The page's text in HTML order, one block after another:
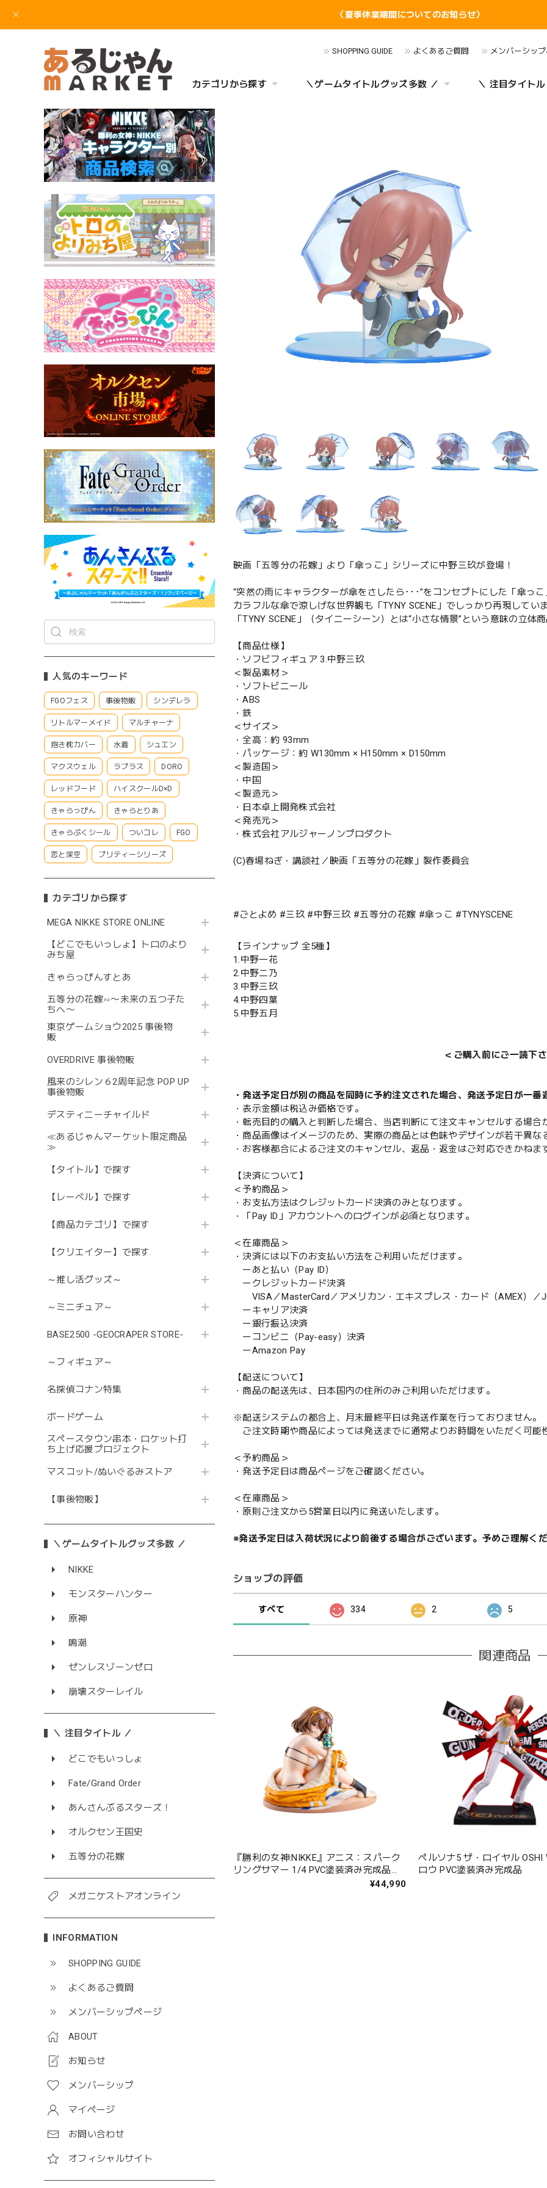
〈夏季休業期間についてのお知らせ〉
SHOPPING GUIDE よくあるご質問 メンバーシッ
カテゴリから探す ＼ゲームタイトルグッズ多数 ／ ＼ 注目タイト
人気のキーワード
FGOフェス 事後物販 シンデレラ
リトルマーメイド マルチャーナ
抱き枕カバー 水着 シュエン
マクスウェル ラプラス DORO
レッドフード ハイスクールD×D
きゃらっぴん きゃらとりあ
きゃらぷくシール ついコレ FGO
恋と深空 プリティーシリーズ
カテゴリから探す
MEGA NIKKE STORE ONLINE
【どこでもいっしょ】トロのより
みち屋
きゃらっぴんすとあ
五等分の花嫁∽〜未来の五つ子た
ちへ〜
東京ゲームショウ2025 事後物
販
OVERDRIVE 事後物販
風来のシレン６2周年記念 POP UP
事後物販
デスティニーチャイルド
≪あるじゃんマーケット限定商品
≫
【タイトル】で探す
【レーベル】で探す
【商品カテゴリ】で探す
【クリエイター】で探す
～推し活グッズ～
～ミニチュア～
BASE2500 -GEOCRAPER STORE-
～フィギュア～
名探偵コナン特集
ボードゲーム
スペースタウン串本・ロケット打
ち上げ応援プロジェクト
マスコット/ぬいぐるみストア
【事後物販】
＼ゲームタイトルグッズ多数 ／
NIKKE
モンスターハンター
原神
鳴潮
ゼンレスゾーンゼロ
崩壊スターレイル
＼ 注目タイトル ／
どこでもいっしょ
Fate/Grand Order
あんさんぶるスターズ！
オルクセン王国史
五等分の花嫁
メガニケストアオンライン
INFORMATION
SHOPPING GUIDE
よくあるご質問
メンバーシップページ
ABOUT
お知らせ
メンバーシップ
マイページ
お問い合わせ
オフィシャルサイト
映画「五等分の花嫁」より「傘っこ」シリーズに中野三玖が登場！
“突然の雨にキャラクターが傘をさしたら･･･”をコンセプトにした「傘っ
カラフルな傘で涼しげな世界観も「TYNY SCENE」でしっかり再現してい
「TYNY SCENE」（タイニーシーン）とは“小さな情景”という意味の立体
【商品仕様】
・ソフビフィギュア 3.中野三玖
＜製品素材＞
・ソフトビニール
・ABS
・鉄
＜サイズ＞
・全高：約 93mm
・パッケージ：約 W130mm × H150mm × D150mm
＜製造国＞
・中国
＜製造元＞
・日本卓上開発株式会社
＜発売元＞
・株式会社アルジャーノンプロダクト
(C)春場ねぎ・講談社／映画「五等分の花嫁」製作委員会
#ごとよめ #三玖 #中野三玖 #五等分の花嫁 #傘っこ #TYNYSCENE
【ラインナップ 全5種】
1.中野一花
2.中野二乃
3.中野三玖
4.中野四葉
5.中野五月
＜ご購入前にご一読下
・発送予定日が別の商品を同時に予約注文された場合、発送予定日が一
・表示金額は税込み価格です。
・転売目的の購入と判断した場合、当店判断にて注文キャンセルする場合
・商品画像はイメージのため、実際の商品とは色味やデザインが若干異な
・お客様都合によるご注文のキャンセル、返品・返金はご対応できかねま
【決済について】
＜予約商品＞
・お支払方法はクレジットカード決済のみとなります。
・「Pay ID」アカウントへのログインが必須となります。
＜在庫商品＞
・決済には以下のお支払い方法をご利用いただけます。
ーあと払い（Pay ID）
ークレジットカード決済
VISA／MasterCard／アメリカン・エキスプレス・カード（AMEX）／
ーキャリア決済
ー銀行振込決済
ーコンビニ（Pay-easy）決済
ーAmazon Pay
【配送について】
・商品の配送先は、日本国内の住所のみご利用いただけます。
※配送システムの都合上、月末最終平日は発送作業を行っておりません。
ご注文時期や商品によっては発送までに通常よりお時間をいただく可能
＜予約商品＞
・発送予定日は商品ページをご確認ください。
＜在庫商品＞
・原則ご注文から5営業日以内に発送いたします。
※発送予定日は入荷状況により前後する場合がございます。予めご理解く
ショップの評価
すべて 334 2 5
関連商品
『勝利の女神:NIKKE』アニス：スパーク
リングサマー 1/4 PVC塗装済み完成品フ
¥44,990
ペルソナ5 ザ・ロイヤル OSHI
ロウ PVC塗装済み完成品